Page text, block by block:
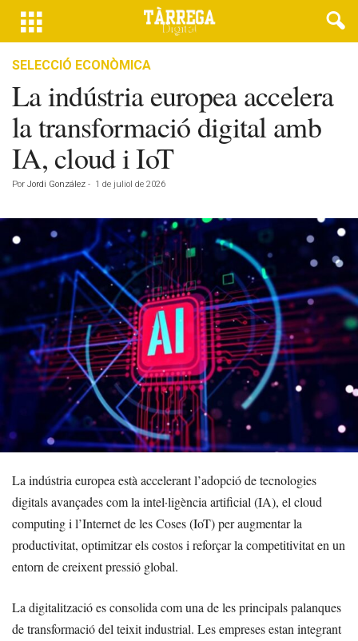
SELECCIÓ ECONÒMICA
La indústria europea accelera
la transformació digital amb
IA, cloud i IoT
Por Jordi González - 1 de juliol de 2026
La indústria europea està accelerant l’adopció de tecnologies
digitals avançades com la intel·ligència artificial (IA), el cloud
computing i l’Internet de les Coses (IoT) per augmentar la
productivitat, optimitzar els costos i reforçar la competitivitat en un
entorn de creixent pressió global.
La digitalització es consolida com una de les principals palanques
de transformació del teixit industrial. Les empreses estan integrant